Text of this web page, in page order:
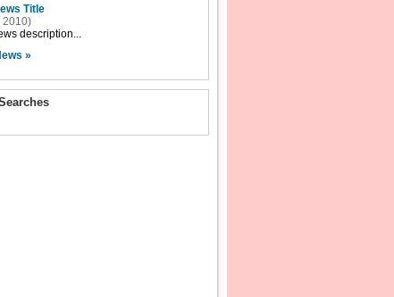
Title
2010)
description...
»